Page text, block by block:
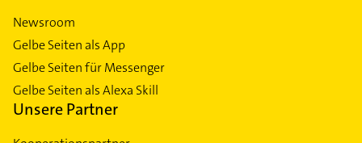
Newsroom
Gelbe Seiten als App
Gelbe Seiten für Messenger
Gelbe Seiten als Alexa Skill
Unsere Partner